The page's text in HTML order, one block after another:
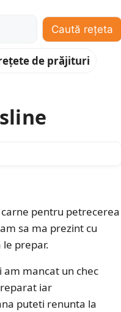
Caută rețeta
de prăjituri
pentru petrecerea
sa ma prezint cu
prepar.
mancat un chec
iar
puteti renunta la